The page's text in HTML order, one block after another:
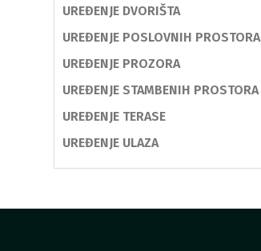
UREĐENJE DVORIŠTA
UREĐENJE POSLOVNIH PROSTORA
UREĐENJE PROZORA
UREĐENJE STAMBENIH PROSTORA
UREĐENJE TERASE
UREĐENJE ULAZA